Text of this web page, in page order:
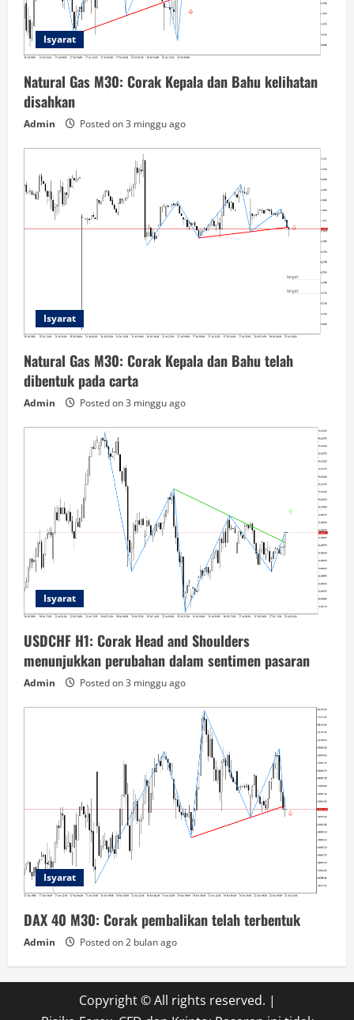
Isyarat
Natural Gas M30: Corak Kepala dan Bahu kelihatan
disahkan
Admin Posted on 3 minggu ago
Isyarat
Natural Gas M30: Corak Kepala dan Bahu telah
dibentuk pada carta
Admin Posted on 3 minggu ago
Isyarat
USDCHF H1: Corak Head and Shoulders
menunjukkan perubahan dalam sentimen pasaran
Admin Posted on 3 minggu ago
Isyarat
DAX 40 M30: Corak pembalikan telah terbentuk
Admin Posted on 2 bulan ago
Copyright © All rights reserved. |